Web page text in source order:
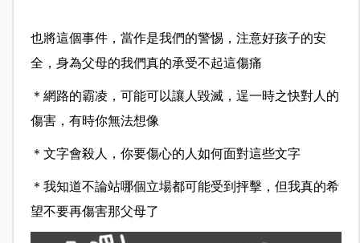
也將這個事件，當作是我們的警惕，注意好孩子的安
全，身為父母的我們真的承受不起這傷痛
＊網路的霸凌，可能可以讓人毀滅，逞一時之快對人的
傷害，有時你無法想像
＊文字會殺人，你要傷心的人如何面對這些文字
＊我知道不論站哪個立場都可能受到抨擊，但我真的希
望不要再傷害那父母了